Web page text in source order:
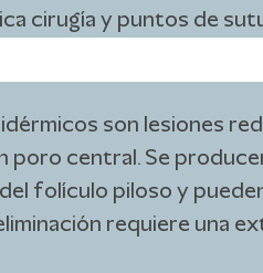
cirugía y puntos de
son lesiones
poro central. Se
folículo piloso y
requiere una